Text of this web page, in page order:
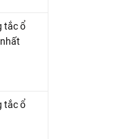
tắc ổ
tắc ổ